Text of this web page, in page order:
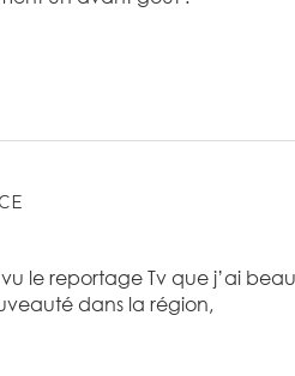
vu le reportage Tv que j’ai
dans la région,